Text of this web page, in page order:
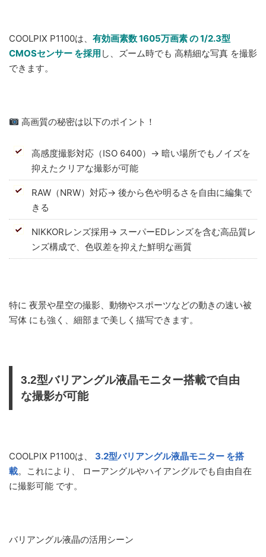
COOLPIX P1100は、 有効画素数 1605万画素 の 1/2.3型
CMOSセンサー を採用 し、ズーム時でも 高精細な写真 を撮影
できます。
高画質の秘密は以下のポイント！
高感度撮影対応（ISO 6400）→ 暗い場所でもノイズを
抑えたクリアな撮影が可能
RAW（NRW）対応→ 後から色や明るさを自由に編集で
きる
NIKKORレンズ採用→ スーパーEDレンズを含む高品質レ
ンズ構成で、色収差を抑えた鮮明な画質
特に 夜景や星空の撮影、動物やスポーツなどの動きの速い被
写体 にも強く、細部まで美しく描写できます。
3.2型バリアングル液晶モニター搭載で自由
な撮影が可能
COOLPIX P1100は、 3.2型バリアングル液晶モニター を搭
載。これにより、 ローアングルやハイアングルでも自由自在
に撮影可能 です。
バリアングル液晶の活用シーン